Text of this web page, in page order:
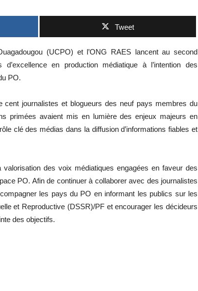
Tweet
(UCPO) et l’ONG RAES lancent au second
en production médiatique à l’intention des
PO.
cent journalistes et blogueurs des neuf pays membres du
primées avaient mis en lumière des enjeux majeurs en
clé des médias dans la diffusion d’informations fiables et
des voix médiatiques engagées en faveur des
PO. Afin de continuer à collaborer avec des journalistes
les pays du PO en informant les publics sur les
et Reproductive (DSSR)/PF et encourager les décideurs
des objectifs.